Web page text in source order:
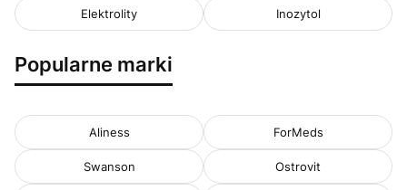
Elektrolity Inozytol
Popularne marki
Aliness ForMeds
Swanson Ostrovit